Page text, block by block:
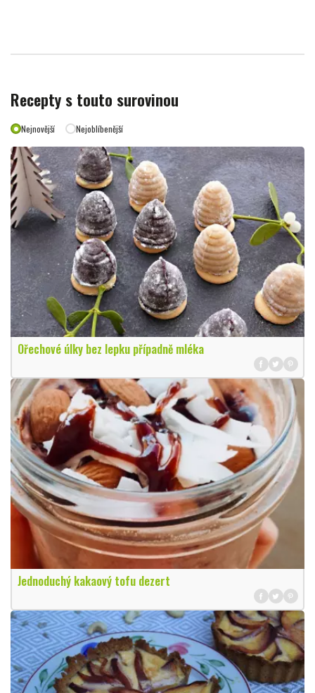
Recepty s touto surovinou
Nejnovější Nejoblíbenější
Ořechové úlky bez lepku případně mléka
Jednoduchý kakaový tofu dezert